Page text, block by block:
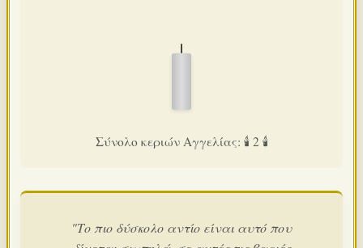
Σύνολο κεριών Αγγελίας: 🕯️ 2 🕯️
"Το πιο δύσκολο αντίο είναι αυτό που